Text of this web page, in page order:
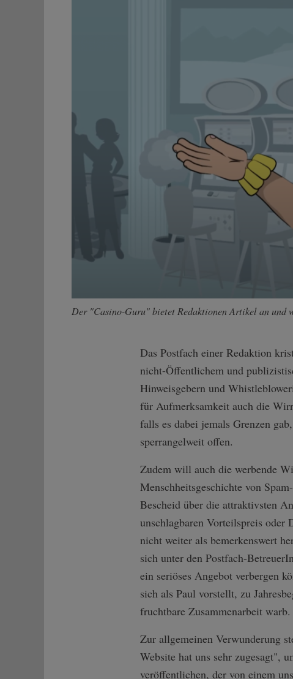
Der "Casino-Guru" bietet Redaktionen Artikel an und
Das Postfach einer Redaktion
nicht-Öffentlichem und
Hinweisgebern und
für Aufmerksamkeit auch die
falls es dabei jemals Grenzen
sperrangelweit offen.
Zudem will auch die werbende
Menschheitsgeschichte von
Bescheid über die attraktivsten
unschlagbaren Vorteilspreis oder
nicht weiter als bemerkenswert
sich unter den Postfach-
ein seriöses Angebot verbergen
sich als Paul vorstellt, zu
fruchtbare Zusammenarbeit warb.
Zur allgemeinen Verwunderung
Website hat uns sehr zugesagt",
veröffentlichen, der von einem